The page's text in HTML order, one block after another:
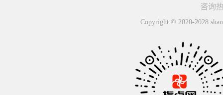
咨询
Copyright © 2020-2028